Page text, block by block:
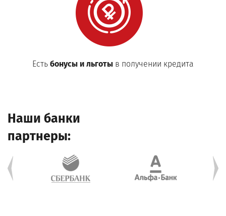
Естьбонусы и льготы в получении кредита
Наши банки
партнеры: